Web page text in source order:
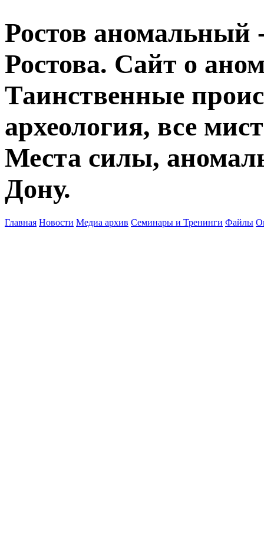
Ростов аномальный
Ростова. Сайт о
Таинственные
археология, все
Места силы,
Дону.
Главная Новости Медиа архив Семинары и Тренинги Файлы